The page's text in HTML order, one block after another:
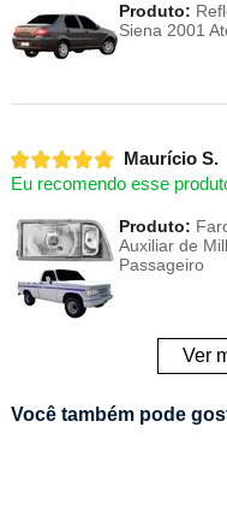
Produto:
Siena 2001
Maurício S.
Eu recomendo esse
Produto:
Auxiliar de
Passageiro
Ver
Você também pode